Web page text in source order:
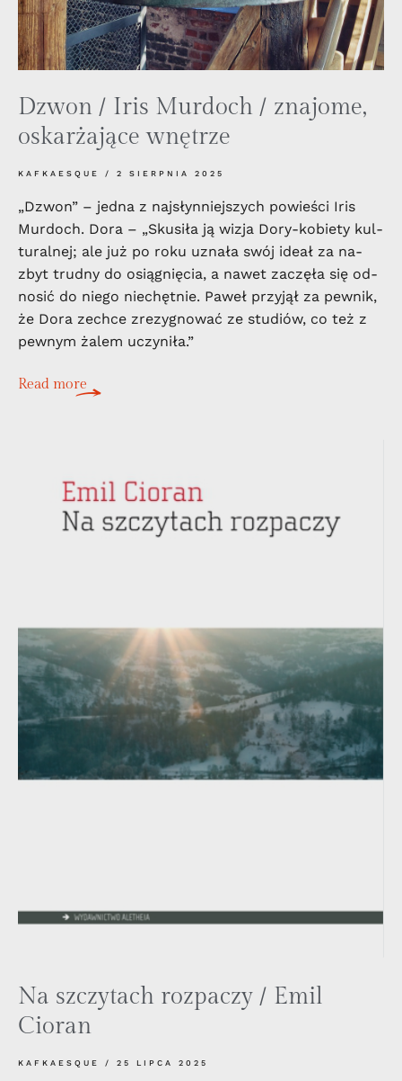
Dzwon / Iris Murdoch / znajome,
oskarżające wnętrze
KAFKAESQUE 2 SIERPNIA 2025
„Dzwon” – jedna z najsłynniejszych powieści Iris
Murdoch. Dora – „Sku­si­ła ją wi­zja Dory-ko­bie­ty kul­
tu­ral­nej; ale już po roku uzna­ła swój ide­ał za na­
zbyt trud­ny do osią­gnię­cia, a na­wet za­czę­ła się od­
no­sić do nie­go nie­chęt­nie. Pa­weł przy­jął za pew­nik,
że Dora ze­chce zre­zy­gno­wać ze stu­diów, co też z
pew­nym ża­lem uczy­ni­ła.”
Read more
Na szczytach rozpaczy / Emil
Cioran
KAFKAESQUE 25 LIPCA 2025